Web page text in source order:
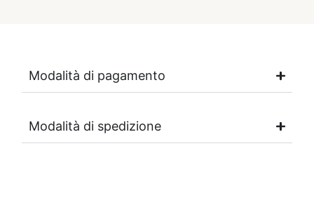
Modalità di pagamento
Modalità di spedizione